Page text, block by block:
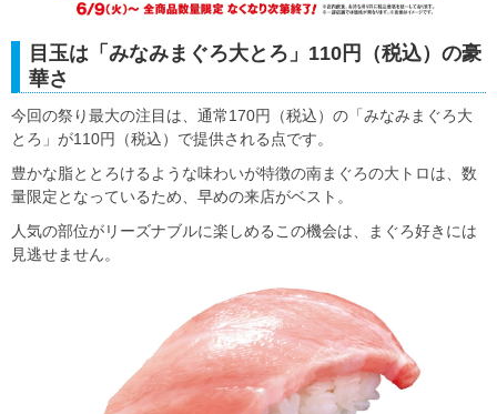
目玉は「みなみまぐろ大とろ」110円（税込）の豪
華さ
今回の祭り最大の注目は、通常170円（税込）の「みなみまぐろ大
とろ」が110円（税込）で提供される点です。
豊かな脂ととろけるような味わいが特徴の南まぐろの大トロは、数
量限定となっているため、早めの来店がベスト。
人気の部位がリーズナブルに楽しめるこの機会は、まぐろ好きには
見逃せません。